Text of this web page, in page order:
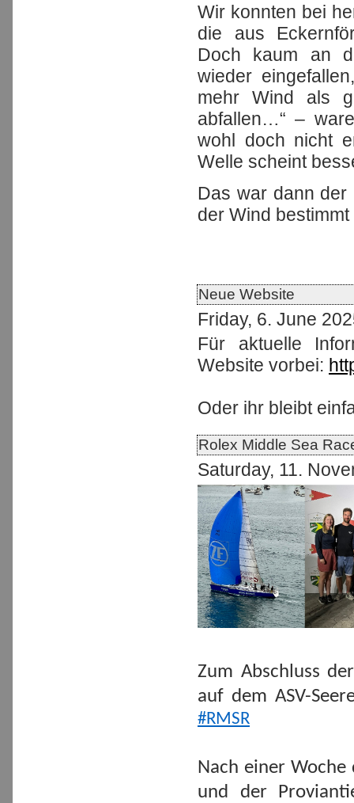
Wir konnten bei
die aus
Doch kaum an
wieder
mehr Wind als
abfallen…“ –
wohl doch nicht
Welle scheint
Das war dann
der Wind
Neue Website
Friday, 6. June
Für aktuelle
Website vorbei:
Oder ihr bleibt
Rolex Middle Sea
Saturday, 11.
Zum Abschluss
auf dem ASV-
#RMSR
Nach einer Woche
und der